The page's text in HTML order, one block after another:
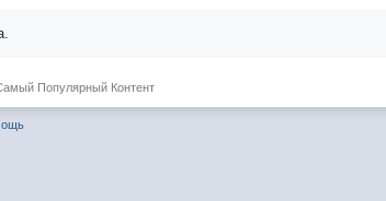
Популярный Контент